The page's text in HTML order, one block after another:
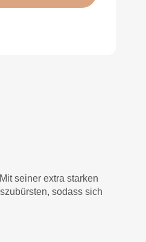
seiner extra starken
sodass sich